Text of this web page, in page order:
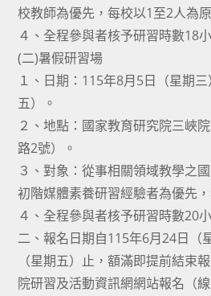
校教師為優先，每校以1至2人為
４、全程參與者核予研習時數18
(二)暑假研習場
１、日期：115年8月5日（星期
五）。
２、地點：國家教育研究院三峽
路2號）。
３、對象：從事相關領域教學之
初階媒體素養研習經驗者為優先
４、全程參與者核予研習時數20
二、報名日期自115年6月24日（
（星期五）止，額滿即提前結束
院研習及活動資訊網網站報名（